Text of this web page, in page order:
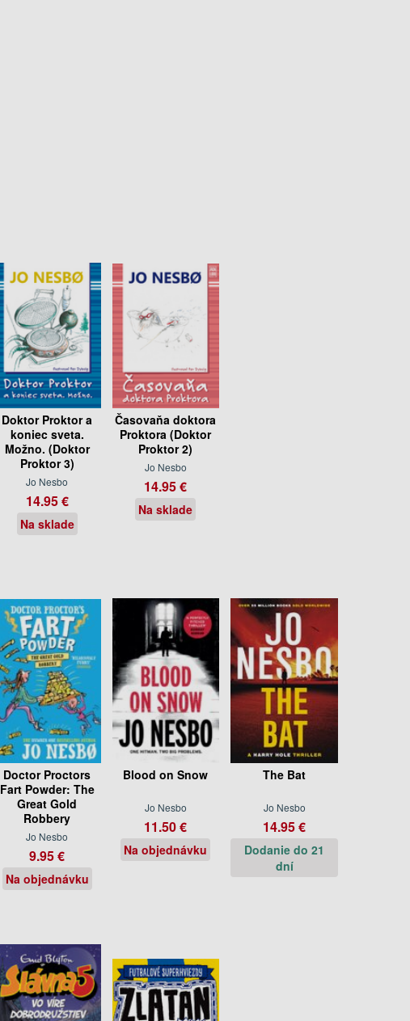
Doktor Proktor a
koniec sveta.
Možno. (Doktor
Proktor 3)
Jo Nesbo
14.95 €
Na sklade
Časovaňa doktora
Proktora (Doktor
Proktor 2)
Jo Nesbo
14.95 €
Na sklade
Doctor Proctors
Fart Powder: The
Great Gold
Robbery
Jo Nesbo
9.95 €
Na objednávku
Blood on Snow
Jo Nesbo
11.50 €
Na objednávku
The Bat
Jo Nesbo
14.95 €
Dodanie do 21
dní